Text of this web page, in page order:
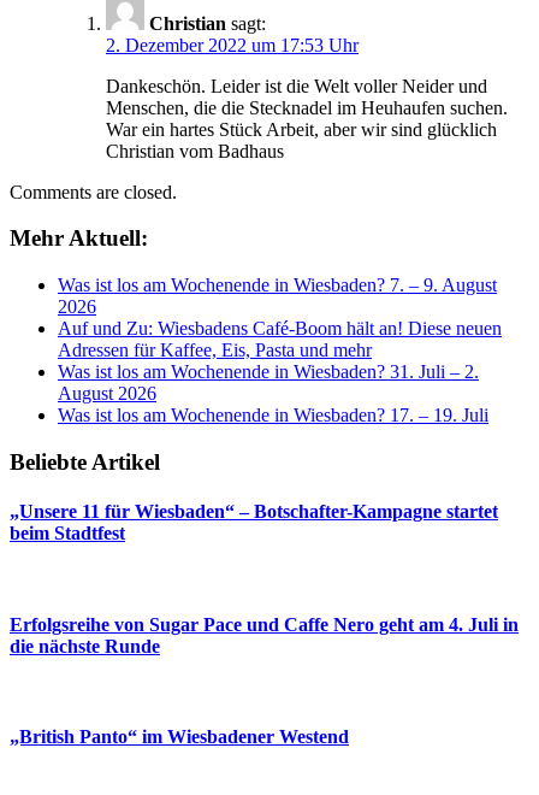
Christian sagt:
2. Dezember 2022 um 17:53 Uhr
Dankeschön. Leider ist die Welt voller Neider und
Menschen, die die Stecknadel im Heuhaufen suchen.
War ein hartes Stück Arbeit, aber wir sind glücklich
Christian vom Badhaus
Comments are closed.
Mehr Aktuell:
Was ist los am Wochenende in Wiesbaden? 7. – 9. August
2026
Auf und Zu: Wiesbadens Café-Boom hält an! Diese neuen
Adressen für Kaffee, Eis, Pasta und mehr
Was ist los am Wochenende in Wiesbaden? 31. Juli – 2.
August 2026
Was ist los am Wochenende in Wiesbaden? 17. – 19. Juli
Beliebte Artikel
„Unsere 11 für Wiesbaden“ – Botschafter-Kampagne startet
beim Stadtfest
Erfolgsreihe von Sugar Pace und Caffe Nero geht am 4. Juli in
die nächste Runde
„British Panto“ im Wiesbadener Westend